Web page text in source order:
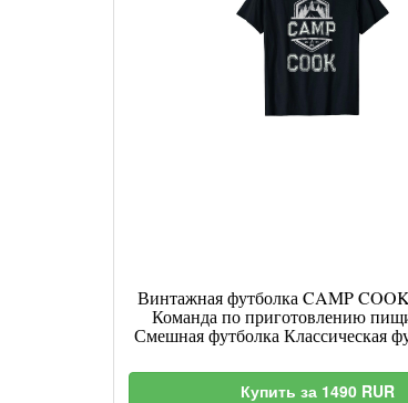
Винтажная футболка CAMP
Команда по приготовлению
Смешная футболка Классическая
Купить за 1490 RUR